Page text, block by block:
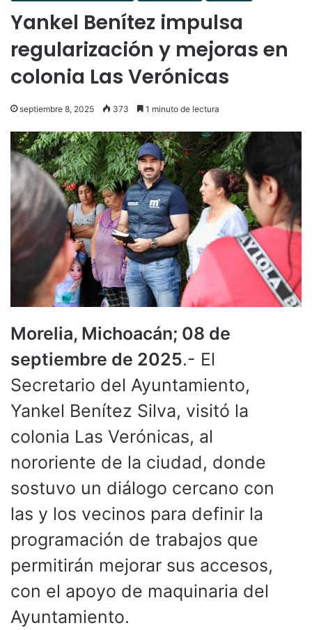
Yankel Benítez impulsa
regularización y mejoras en
colonia Las Verónicas
septiembre 8, 2025 373 1 minuto de lectura
Morelia, Michoacán; 08 de
septiembre de 2025.- El
Secretario del Ayuntamiento,
Yankel Benítez Silva, visitó la
colonia Las Verónicas, al
nororiente de la ciudad, donde
sostuvo un diálogo cercano con
las y los vecinos para definir la
programación de trabajos que
permitirán mejorar sus accesos,
con el apoyo de maquinaria del
Ayuntamiento.